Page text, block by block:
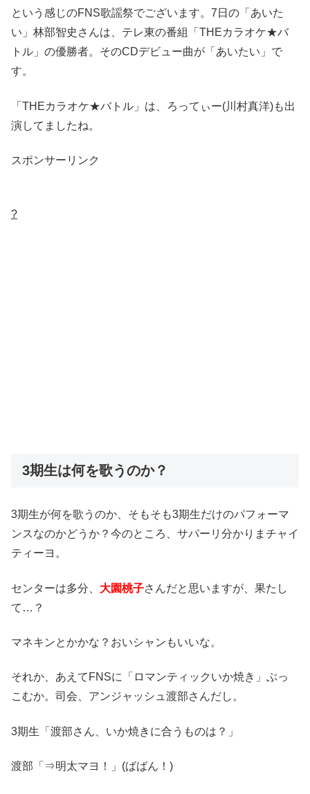
という感じのFNS歌謡祭でございます。7日の「あいた
い」林部智史さんは、テレ東の番組「THEカラオケ★バ
トル」の優勝者。そのCDデビュー曲が「あいたい」で
す。
「THEカラオケ★バトル」は、ろってぃー(川村真洋)も出
演してましたね。
スポンサーリンク
?
3期生は何を歌うのか？
3期生が何を歌うのか、そもそも3期生だけのパフォーマ
ンスなのかどうか？今のところ、サパーリ分かりまチャイ
ティーヨ。
センターは多分、 大園桃子さんだと思いますが、果たし
て…？
マネキンとかかな？おいシャンもいいな。
それか、あえてFNSに「ロマンティックいか焼き」ぶっ
こむか。司会、アンジャッシュ渡部さんだし。
3期生「渡部さん、いか焼きに合うものは？」
渡部「⇒明太マヨ！」(ばばん！)